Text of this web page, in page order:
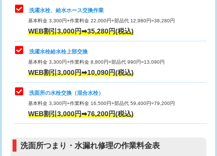
業）
排水管工事（排水管工事/3ｍまで） 55,000円
排水管工事（追加 排水管工事/3ｍ超
え）
マス交換（土の掘削・埋め戻し作業）
マス交換（深さ50㎝未満）
マス交換（深さ50㎝以上）
キッチンタンク脱着
その他部品の脱着
交換・取付（タンク）
交換・取付(単水栓（壁付・デッキ
式）)
交換・取付(混合水栓（壁付・デッキ
式・ワンホール）)
16,500円+材料費
（P/S/ポップアップ））
洗濯水栓、給水ホース交換作業
基本料金 3,300円+作業料金 22,000円+部品代 12,980円=38,280円
WEB割引3,000円➡35,280円(税込)
洗濯水栓給水栓上部交換
基本料金 3,300円+作業料金 8,800円+部品代 990円=13,090円
WEB割引3,000円➡10,090円(税込)
洗面所の水栓交換（混合水栓）
基本料金 3,300円+作業料金 16,500円+部品代 59,400円=79,200円
WEB割引3,000円➡76,200円(税込)
洗面所つまり・水漏れ修理の作業料金表